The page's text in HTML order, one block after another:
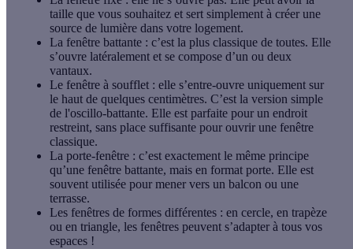
taille que vous souhaitez et sert simplement à créer une
source de lumière dans votre logement.
La fenêtre battante : c’est la plus classique de toutes. Elle
s’ouvre latéralement et se compose d’un ou deux
vantaux.
Le fenêtre à soufflet : elle s’entre-ouvre uniquement sur
le haut de quelques centimètres. C’est la version simple
de l'oscillo-battante. Elle est parfaite pour un endroit
restreint, sans place suffisante pour ouvrir une fenêtre
classique.
La porte-fenêtre : c’est exactement le même principe
qu’une fenêtre battante, mais en format porte. Elle est
souvent utilisée pour mener vers un balcon ou une
terrasse.
Les fenêtres de formes différentes : en cercle, en trapèze
ou en triangle, les fenêtres peuvent s’adapter à tous vos
espaces !